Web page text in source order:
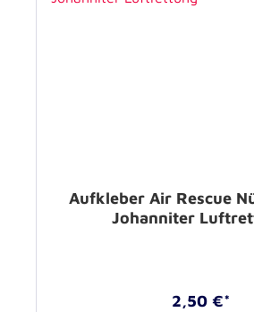
Aufkleber Air Rescue
Johanniter
2,50 €*